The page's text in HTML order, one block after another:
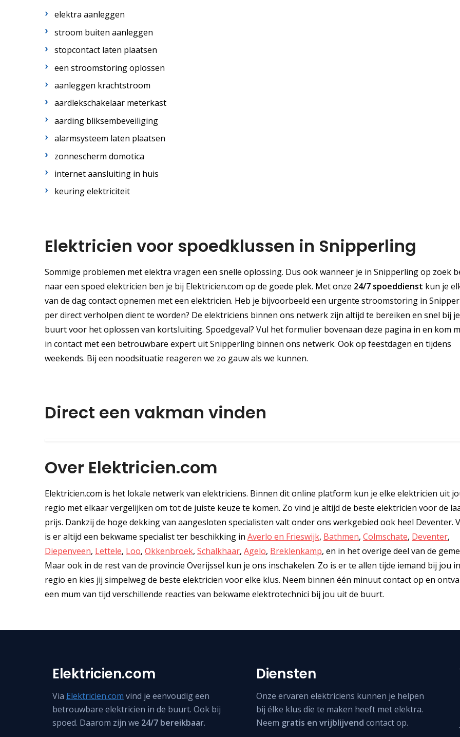
elektra aanleggen
stroom buiten aanleggen
stopcontact laten plaatsen
een stroomstoring oplossen
aanleggen krachtstroom
aardlekschakelaar meterkast
aarding bliksembeveiliging
alarmsysteem laten plaatsen
zonnescherm domotica
internet aansluiting in huis
keuring elektriciteit
Elektricien voor spoedklussen in Snipperling
Sommige problemen met elektra vragen een snelle oplossing. Dus ook wanneer je in Snipperling op zoek
naar een spoed elektricien ben je bij Elektricien.com op de goede plek. Met onze 24/7 spoeddienst kun je
van de dag contact opnemen met een elektricien. Heb je bijvoorbeeld een urgente stroomstoring in
per direct verholpen dient te worden? De elektriciens binnen ons netwerk zijn altijd te bereiken en snel bij
buurt voor het oplossen van kortsluiting. Spoedgeval? Vul het formulier bovenaan deze pagina in en kom
in contact met een betrouwbare expert uit Snipperling binnen ons netwerk. Ook op feestdagen en tijdens
weekends. Bij een noodsituatie reageren we zo gauw als we kunnen.
Direct een vakman vinden
Over Elektricien.com
Elektricien.com is het lokale netwerk van elektriciens. Binnen dit online platform kun je elke elektricien uit
regio met elkaar vergelijken om tot de juiste keuze te komen. Zo vind je altijd de beste elektricien voor de
prijs. Dankzij de hoge dekking van aangesloten specialisten valt onder ons werkgebied ook heel Deventer.
is er altijd een bekwame specialist ter beschikking in Averlo en Frieswijk, Bathmen, Colmschate, Deventer,
Diepenveen, Lettele, Loo, Okkenbroek, Schalkhaar, Agelo, Breklenkamp, en in het overige deel van de
Maar ook in de rest van de provincie Overijssel kun je ons inschakelen. Zo is er te allen tijde iemand bij jou
regio en kies jij simpelweg de beste elektricien voor elke klus. Neem binnen één minuut contact op en
een mum van tijd verschillende reacties van bekwame elektrotechnici bij jou uit de buurt.
Elektricien.com
Via Elektricien.com vind je eenvoudig een
betrouwbare elektricien in de buurt. Ook bij
spoed. Daarom zijn we 24/7 bereikbaar.
Diensten
Onze ervaren elektriciens kunnen je helpen
bij élke klus die te maken heeft met elektra.
Neem gratis en vrijblijvend contact op.